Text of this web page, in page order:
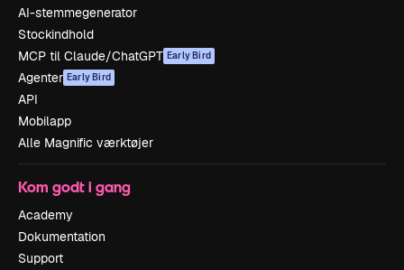
AI-stemmegenerator
Stockindhold
MCP til Claude/ChatGPT Early Bird
Agenter Early Bird
API
Mobilapp
Alle Magnific værktøjer
Kom godt i gang
Academy
Dokumentation
Support